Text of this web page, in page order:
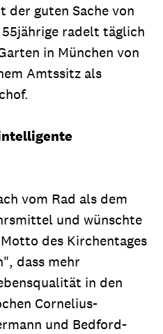
der guten Sache von
radelt täglich
in München von
Amtssitz als
vom Rad als dem
und wünschte
des Kirchentages
dass mehr
in den
Cornelius-
und Bedford-